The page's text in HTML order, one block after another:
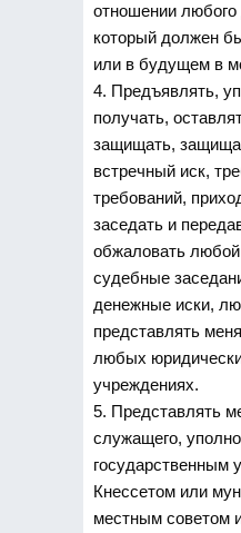
отношении любого
который должен
или в будущем в
4. Предъявлять,
получать,
защищать,
встречный иск,
требований,
заседать и
обжаловать
судебные
денежные иски,
представлять
любых
учреждениях.
5. Представлять
служащего,
государственным
Кнессетом или
местным советом